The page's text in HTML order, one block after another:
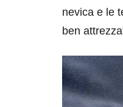
nevica e le
ben